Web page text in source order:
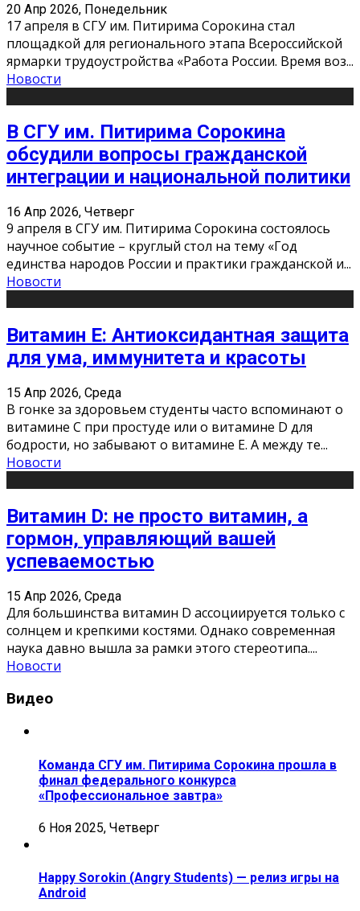
20 Апр 2026, Понедельник
17 апреля в СГУ им. Питирима Сорокина стал
площадкой для регионального этапа Всероссийской
ярмарки трудоустройства «Работа России. Время воз...
Новости
В СГУ им. Питирима Сорокина
обсудили вопросы гражданской
интеграции и национальной политики
16 Апр 2026, Четверг
9 апреля в СГУ им. Питирима Сорокина состоялось
научное событие – круглый стол на тему «Год
единства народов России и практики гражданской и...
Новости
Витамин Е: Антиоксидантная защита
для ума, иммунитета и красоты
15 Апр 2026, Среда
В гонке за здоровьем студенты часто вспоминают о
витамине С при простуде или о витамине D для
бодрости, но забывают о витамине Е. А между те...
Новости
Витамин D: не просто витамин, а
гормон, управляющий вашей
успеваемостью
15 Апр 2026, Среда
Для большинства витамин D ассоциируется только с
солнцем и крепкими костями. Однако современная
наука давно вышла за рамки этого стереотипа....
Новости
Видео
Команда СГУ им. Питирима Сорокина прошла в
финал федерального конкурса
«Профессиональное завтра»
6 Ноя 2025, Четверг
Happy Sorokin (Angry Students) — релиз игры на
Android